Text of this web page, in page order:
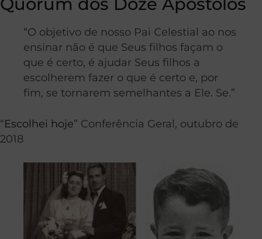
“O objetivo de nosso Pai Celestial ao nos
ensinar não é que Seus filhos façam o
que é certo, é ajudar Seus filhos a
escolherem fazer o que é certo e, por
fim, se tornarem semelhantes a Ele. Se.”
“Escolhei hoje” Conferência Geral, outubro de
2018